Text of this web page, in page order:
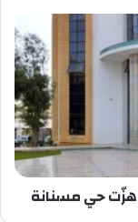
هزّت حي مسنانة